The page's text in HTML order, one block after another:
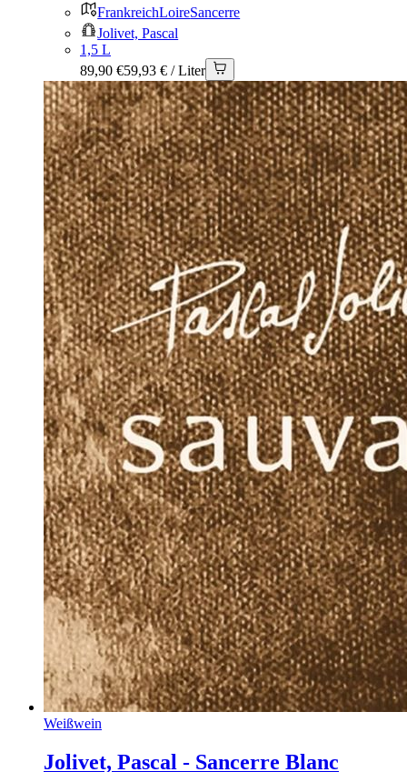
FrankreichLoireSancerre
Jolivet, Pascal
1,5 L
89,90 €59,93 € / Liter
Weißwein
Jolivet, Pascal - Sancerre Blanc